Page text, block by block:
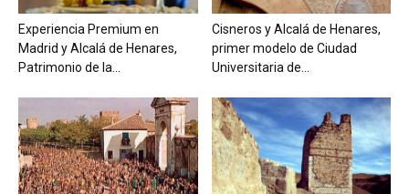
Experiencia Premium en
Madrid y Alcalá de Henares,
Patrimonio de la...
Cisneros y Alcalá de Henares,
primer modelo de Ciudad
Universitaria de...